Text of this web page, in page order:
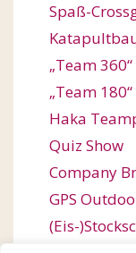
Spaß-
„Team
„Team
Haka
Quiz Show
Company
GPS
(Eis-